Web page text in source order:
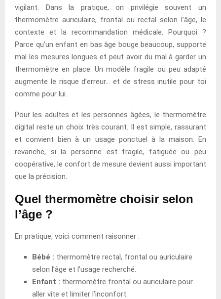
vigilant. Dans la pratique, on privilégie souvent un
thermomètre auriculaire, frontal ou rectal selon l’âge, le
contexte et la recommandation médicale. Pourquoi ?
Parce qu’un enfant en bas âge bouge beaucoup, supporte
mal les mesures longues et peut avoir du mal à garder un
thermomètre en place. Un modèle fragile ou peu adapté
augmente le risque d’erreur… et de stress inutile pour toi
comme pour lui.
Pour les adultes et les personnes âgées, le thermomètre
digital reste un choix très courant. Il est simple, rassurant
et convient bien à un usage ponctuel à la maison. En
revanche, si la personne est fragile, fatiguée ou peu
coopérative, le confort de mesure devient aussi important
que la précision.
Quel thermomètre choisir selon
l’âge ?
En pratique, voici comment raisonner :
Bébé : thermomètre rectal, frontal ou auriculaire
selon l’âge et l’usage recherché.
Enfant : thermomètre frontal ou auriculaire pour
aller vite et limiter l’inconfort.